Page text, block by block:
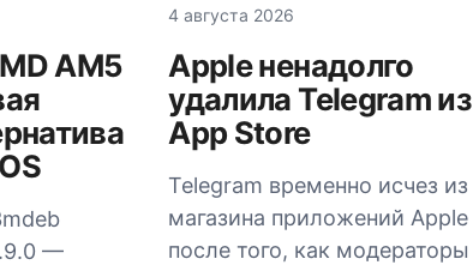
AM5
—
4 августа 2026
Apple ненадолго
удалила Telegram из
App Store
Telegram временно исчез из
магазина приложений Apple
после того, как модераторы